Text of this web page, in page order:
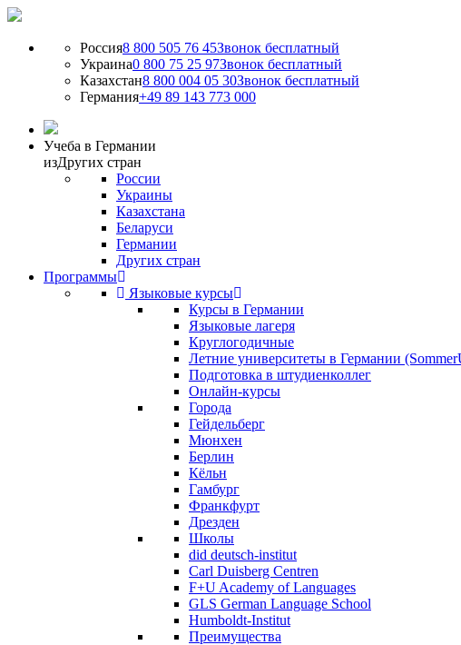
Россия8 800 505 76 45Звонок бесплатный
Украина0 800 75 25 97Звонок бесплатный
Казахстан8 800 004 05 30Звонок бесплатный
Германия+49 89 143 773 000
Учеба в Германии
изДругих стран
России
Украины
Казахстана
Беларуси
Германии
Других стран
Программы
Языковые курсы
Курсы в Германии
Языковые лагеря
Круглогодичные
Летние университеты в Германии
Подготовка в штудиенколлег
Онлайн-курсы
Города
Гейдельберг
Мюнхен
Берлин
Кёльн
Гамбург
Франкфурт
Дрезден
Школы
did deutsch-institut
Carl Duisberg Centren
F+U Academy of Languages
GLS German Language School
Humboldt-Institut
Преимущества